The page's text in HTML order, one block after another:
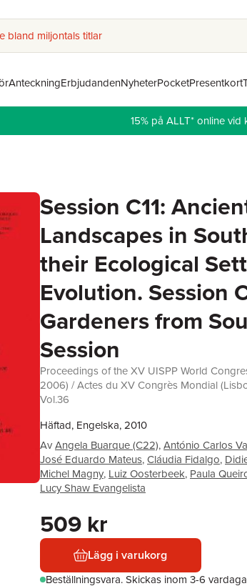
bland miljontals titlar
AnteckningErbjudandenNyheterPocketPresentkort
15% på ALLT* online
Session C11:
Landscapes in
their Ecological
Evolution. Session
Gardeners from
Session
Proceedings of the XV UISPP World
2006) / Actes du XV Congrès Mondial
Vol.36
Häftad, Engelska, 2010
AvAngela Buarque (C22),António Carlos
José Eduardo Mateus,Cláudia Fidalgo,
Michel Magny, Luiz Oosterbeek, Paula
Lucy Shaw Evangelista
509 kr
Lägg i varukorg
Beställningsvara.Skickas inom 3-6